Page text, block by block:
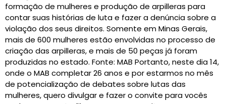
formação de mulheres e produção de arpilleras para
contar suas histórias de luta e fazer a denúncia sobre a
violação dos seus direitos. Somente em Minas Gerais,
mais de 600 mulheres estão envolvidas no processo de
criação das arpilleras, e mais de 50 peças já foram
produzidas no estado. Fonte: MAB Portanto, neste dia 14,
onde o MAB completar 26 anos e por estarmos no mês
de potencialização de debates sobre lutas das
mulheres, quero divulgar e fazer o convite para vocês